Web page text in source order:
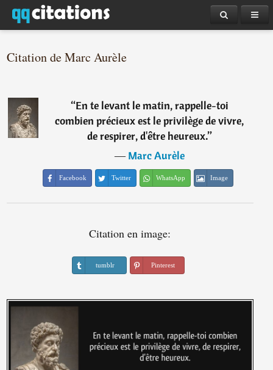
Citation de Marc Aurèle
“En te levant le matin, rappelle-toi
combien précieux est le privilège de vivre,
de respirer, d'être heureux.”
―Marc Aurèle
Facebook Twitter WhatsApp Image
Citation en image:
tumblr Pinterest